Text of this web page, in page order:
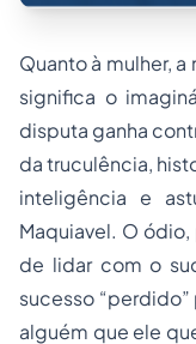
Quanto à mulher,
significa o
disputa ganha
da truculência,
inteligência e
Maquiavel. O
de lidar com o
sucesso
alguém que ele